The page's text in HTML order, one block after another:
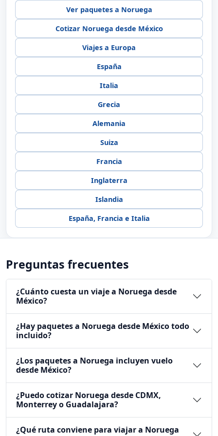
Francia
Inglaterra
Islandia
España, Francia e Italia
Preguntas frecuentes
¿Cuánto cuesta un viaje a Noruega desde
México?
¿Hay paquetes a Noruega desde México todo
¿Los paquetes a Noruega incluyen vuelo
desde México?
¿Qué ruta conviene para viajar a Noruega
por primera vez?
¿Cuál es la mejor temporada para viajar a
Noruega?
¿Qué incluye normalmente un paquete a
Noruega?
¿Qué debo revisar antes de reservar
Noruega?